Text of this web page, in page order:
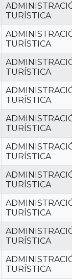
TURÍSTICA
TURÍSTICA
TURÍSTICA
TURÍSTICA
TURÍSTICA
TURÍSTICA
TURÍSTICA
TURÍSTICA
TURÍSTICA
TURÍSTICA